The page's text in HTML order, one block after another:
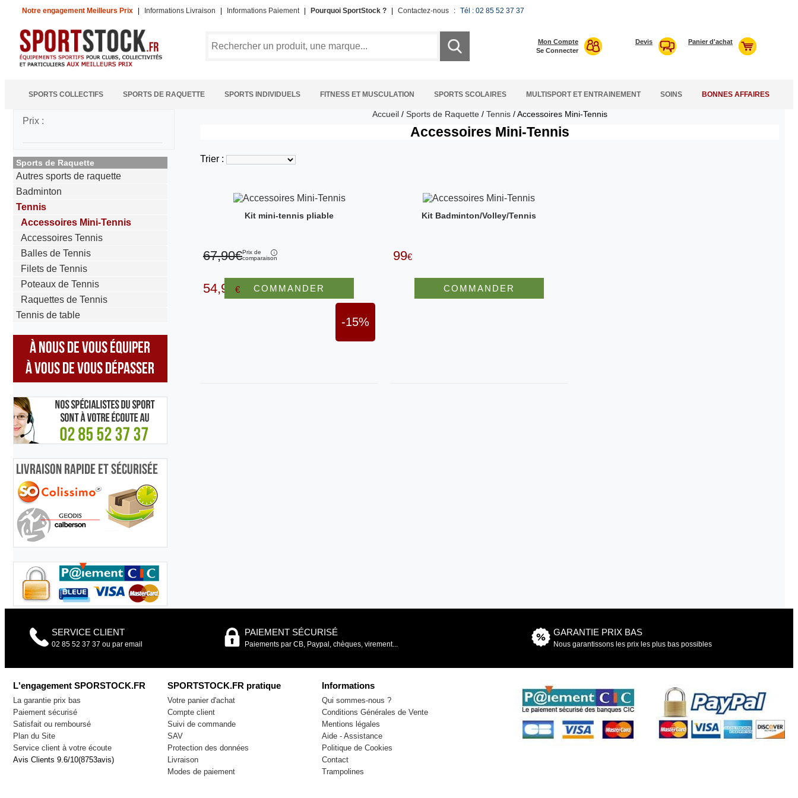
Notre engagement Meilleurs Prix Informations Livraison Informations Paiement Pourquoi SportStock ? Contactez-nous : Tél : 02 85 52 37 37
Mon Compte
Se Connecter
Devis Panier d'achat
SPORTS COLLECTIFS SPORTS DE RAQUETTE SPORTS INDIVIDUELS FITNESS ET MUSCULATION SPORTS SCOLAIRES MULTISPORT ET ENTRAINEMENT SOINS BONNES AFFAIRES
Accueil/ Sports de Raquette/ Tennis/ Accessoires Mini-Tennis
Accessoires Mini-Tennis
Trier :
Kit mini-tennis pliable
67,90€Prix de
comparaison
54,90 €
-15%
COMMANDER
Kit Badminton/Volley/Tennis
99€
COMMANDER
Prix :
Sports de Raquette
Autres sports de raquette
Badminton
Tennis
Accessoires Mini-Tennis
Accessoires Tennis
Balles de Tennis
Filets de Tennis
Poteaux de Tennis
Raquettes de Tennis
Tennis de table
SERVICE CLIENT
02 85 52 37 37 ou par email
PAIEMENT SÉCURISÉ
Paiements par CB, Paypal, chèques, virement...
GARANTIE PRIX BAS
Nous garantissons les prix les plus bas possibles
L'engagement SPORSTOCK.FR
La garantie prix bas
Paiement sécurisé
Satisfait ou remboursé
Plan du Site
Service client à votre écoute
Avis Clients 9.6/10(8753avis)
SPORTSTOCK.FR pratique
Votre panier d'achat
Compte client
Suivi de commande
SAV
Protection des données
Livraison
Modes de paiement
Informations
Qui sommes-nous ?
Conditions Générales de Vente
Mentions légales
Aide - Assistance
Politique de Cookies
Contact
Trampolines